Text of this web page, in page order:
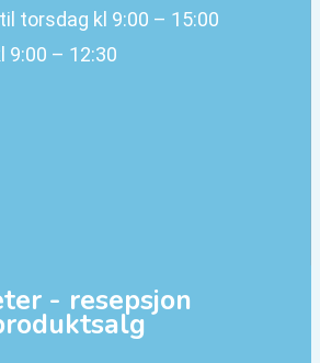
torsdag kl 9:00 – 15:00
9:00 – 12:30
- resepsjon